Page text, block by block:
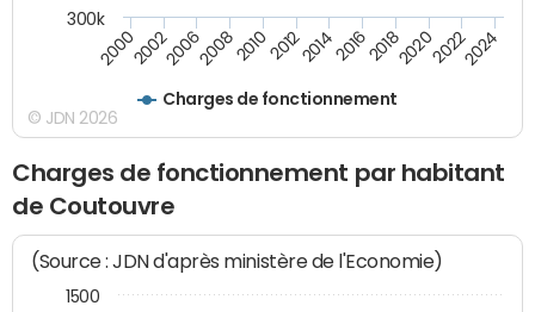
Charges de fonctionnement
200020022006200820102012201420162018202020222024
300k
© JDN 2026
Charges de fonctionnement par habitant
de Coutouvre
(Source : JDN d'après ministère de l'Economie)
1500